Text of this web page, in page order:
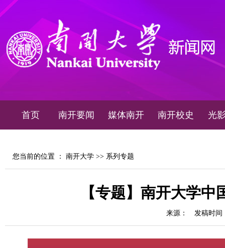
首页 南开要闻 媒体南开 南开校史 光
您当前的位置 ： 南开大学 >> 系列专题
【专题】南开大学
来源： 发稿时间